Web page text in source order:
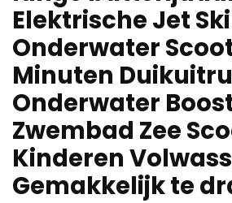
Elektrische Jet Ski
Onderwater
Minuten
Onderwater
Zwembad Zee
Kinderen
Gemakkelijk te